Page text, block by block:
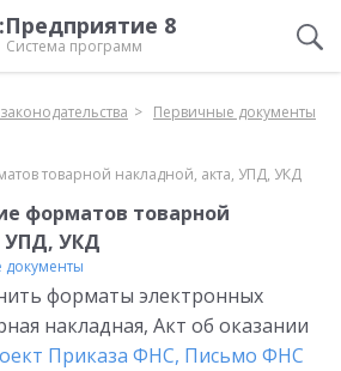
8
Система программ
Первичные документы
товарной накладной, акта, УПД, УКД
форматов товарной
УПД, УКД
форматы электронных
накладная, Акт об оказании
Приказа ФНС, Письмо ФНС